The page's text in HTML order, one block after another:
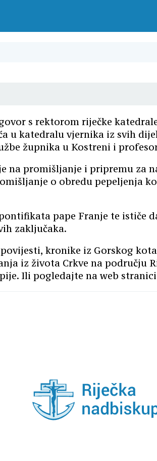
s rektorom riječke
u katedralu vjernika iz svih
župnika u Kostreni i
na promišljanje i pripremu za
o obredu pepeljenja
pape Franje te
zaključaka.
kronike iz Gorskog
iz života Crkve na području
Ili pogledajte na web stranici